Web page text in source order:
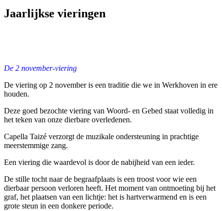
Jaarlijkse vieringen
De 2 november-viering
De viering op 2 november is een traditie die we in Werkhoven in ere
houden.
Deze goed bezochte viering van Woord- en Gebed staat volledig in
het teken van onze dierbare overledenen.
Capella Taizé verzorgt de muzikale ondersteuning in prachtige
meerstemmige zang.
Een viering die waardevol is door de nabijheid van een ieder.
De stille tocht naar de begraafplaats is een troost voor wie een
dierbaar persoon verloren heeft. Het moment van ontmoeting bij het
graf, het plaatsen van een lichtje: het is hartverwarmend en is een
grote steun in een donkere periode.